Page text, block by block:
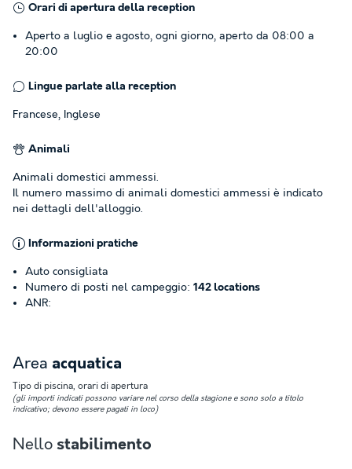
Orari di apertura della reception
Aperto a luglio e agosto, ogni giorno, aperto da 08:00 a
20:00
Lingue parlate alla reception
Francese, Inglese
Animali
Animali domestici ammessi.
Il numero massimo di animali domestici ammessi è indicato
nei dettagli dell'alloggio.
Informazioni pratiche
Auto consigliata
Numero di posti nel campeggio: 142 locations
ANR:
Area acquatica
Tipo di piscina, orari di apertura
(gli importi indicati possono variare nel corso della stagione e sono solo a titolo
indicativo; devono essere pagati in loco)
Nello stabilimento